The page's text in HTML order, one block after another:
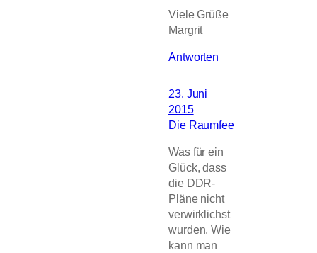
Viele Grüße
Margrit
Antworten
23. Juni
2015
Die Raumfee
Was für ein
Glück, dass
die DDR-
Pläne nicht
verwirklichst
wurden. Wie
kann man